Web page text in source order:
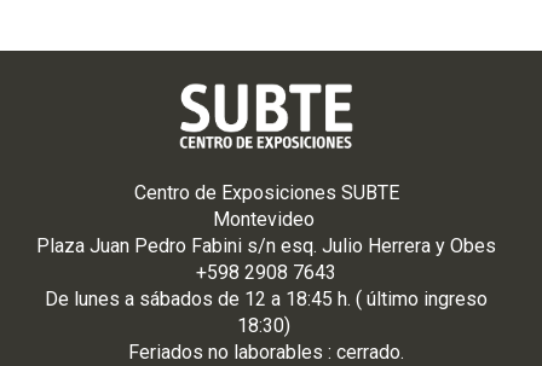
Centro de Exposiciones SUBTE
Montevideo
Plaza Juan Pedro Fabini s/n esq. Julio Herrera y Obes
+598 2908 7643
De lunes a sábados de 12 a 18:45 h. ( último ingreso
18:30)
Feriados no laborables : cerrado.